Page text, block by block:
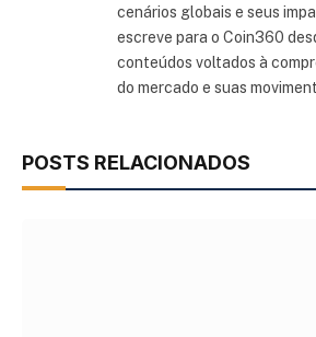
cenários globais e seus
escreve para o Coin360
conteúdos voltados à
do mercado e suas
POSTS RELACIONADOS